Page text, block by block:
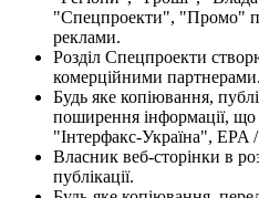
"Спецпроекти", "Промо"
реклами.
Розділ Спецпроекти
комерційними партнерами.
Будь яке копіювання,
поширення інформації, що
"Інтерфакс-Україна", EPA
Власник веб-сторінки в
публікації.